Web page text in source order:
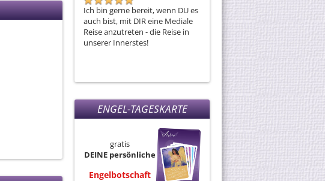
Ich bin gerne bereit, wenn DU es
auch bist, mit DIR eine Mediale
Reise anzutreten - die Reise in
unserer Innerstes!
Karma: Gesetz von Ursache und
Wirkung Alles, was wir tun - ob
"gut" oder "schlecht" - hat eine
Auswirkung, auf uns selbst und
Andere. Um die Auswirkungen,
blockieren, zu neutralisieren, ist
die Karmalösung die
ENGEL-TAGESKARTE
gratis
DEINE persönliche
Engelbotschaft